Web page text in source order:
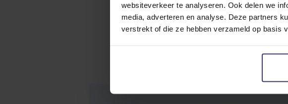
websiteverkeer te analyseren. Ook delen we
media, adverteren en analyse. Deze partners
verstrekt of die ze hebben verzameld op basis